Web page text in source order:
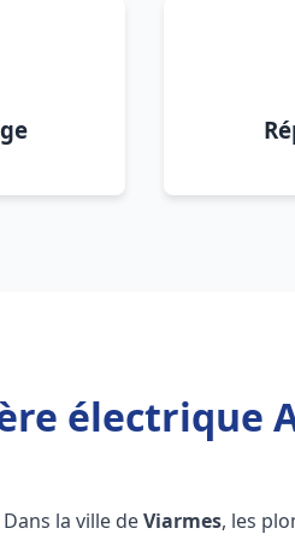
électrique
Dans la ville deViarmes, les